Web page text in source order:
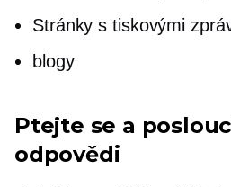
Stránky s tiskovými
blogy
Ptejte se a
odpovědi